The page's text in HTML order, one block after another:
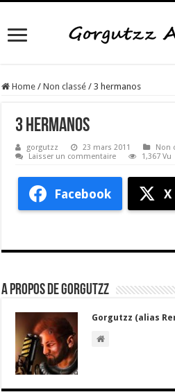
Home / Non classé / 3 hermanos
3 hermanos
gorgutzz 23 mars 2011
Non
Laisser un commentaire
1,367 Vu
Facebook X
A propos de gorgutzz
Gorgutzz (alias